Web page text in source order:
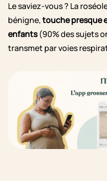
Le saviez-vous ? La
bénigne,touche presque
enfants(90% des sujets
transmet par voies